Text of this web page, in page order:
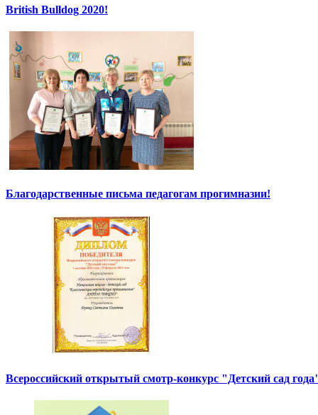
British Bulldog 2020!
Благодарственные письма педагогам прогимназии!
Всероссийский открытый смотр-конкурс "Детский сад